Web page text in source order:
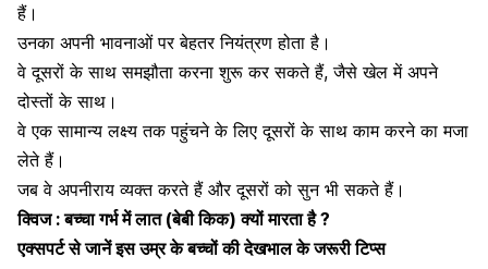
हैं।
उनका अपनी भावनाओं पर बेहतर नियंत्रण होता है।
वे दूसरों के साथ समझौता करना शुरू कर सकते हैं, जैसे खेल में अपने
दोस्तों के साथ।
वे एक सामान्य लक्ष्य तक पहुंचने के लिए दूसरों के साथ काम करने का मजा
लेते हैं।
जब वे अपनीराय व्यक्त करते हैंऔर दूसरों को सुन भी सकते हैं।
क्विज : बच्चा गर्भ में लात (बेबी किक) क्यों मारता है ?
एक्सपर्ट से जानें इस उम्र के बच्चों की देखभाल के जरूरी टिप्स